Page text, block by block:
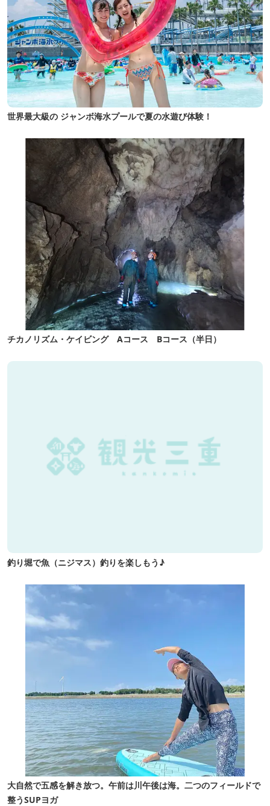
世界最大級の ジャンボ海水プールで夏の水遊び体験！
チカノリズム・ケイビング Aコース Bコース（半日）
釣り堀で魚（ニジマス）釣りを楽しもう♪
大自然で五感を解き放つ。午前は川午後は海。二つのフィールドで
整うSUPヨガ